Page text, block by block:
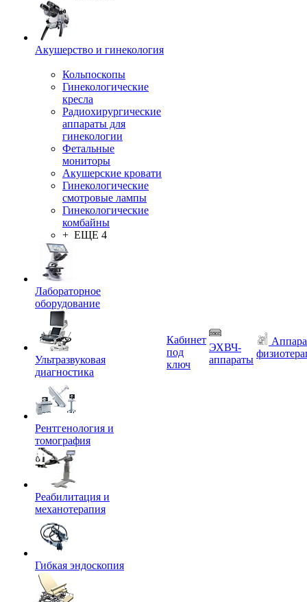
Акушерство и гинекология
Кольпоскопы
Гинекологические
кресла
Радиохирургические
аппараты для
гинекологии
Фетальные
мониторы
Акушерские кровати
Гинекологические
смотровые лампы
Гинекологические
комбайны
+ ЕЩЕ 4
Лабораторное
оборудование
Ультразвуковая
диагностика
Рентгенология и
томография
Реабилитация и
механотерапия
Гибкая эндоскопия
Кабинет
под
ключ
ЭХВЧ-
аппараты